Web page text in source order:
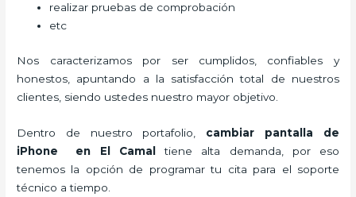
realizar pruebas de comprobación
etc
Nos caracterizamos por ser cumplidos, confiables y
honestos, apuntando a la satisfacción total de nuestros
clientes, siendo ustedes nuestro mayor objetivo.
Dentro de nuestro portafolio, cambiar pantalla de
iPhone en El Camal
tiene alta demanda, por eso
tenemos la opción de programar tu cita para el soporte
técnico a tiempo.